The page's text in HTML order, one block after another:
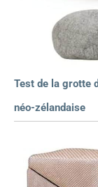
Test de la grotte
néo-zélandaise